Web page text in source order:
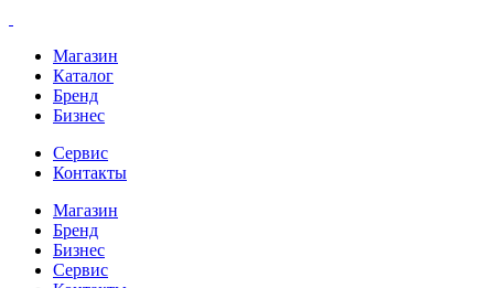
Магазин
Каталог
Бренд
Бизнес
Сервис
Контакты
Магазин
Бренд
Бизнес
Сервис